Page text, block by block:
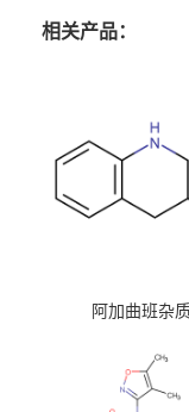
相关产品：
阿加曲班杂